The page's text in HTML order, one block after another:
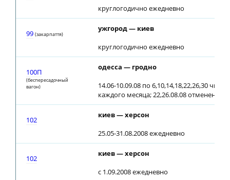
круглогодично ежедневно
99 (закарпаття)
ужгород — киев
круглогодично ежедневно
100П
(беспересадочный
вагон)
одесса — гродно
14.06-10.09.08 по 6,10,14,18,22,26,30
каждого месяца; 22,26.08.08 отменен
102
киев — херсон
25.05-31.08.2008 ежедневно
102
киев — херсон
с 1.09.2008 ежедневно